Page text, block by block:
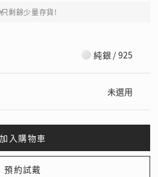
只剩餘少量存貨!
純銀 / 925
未選用